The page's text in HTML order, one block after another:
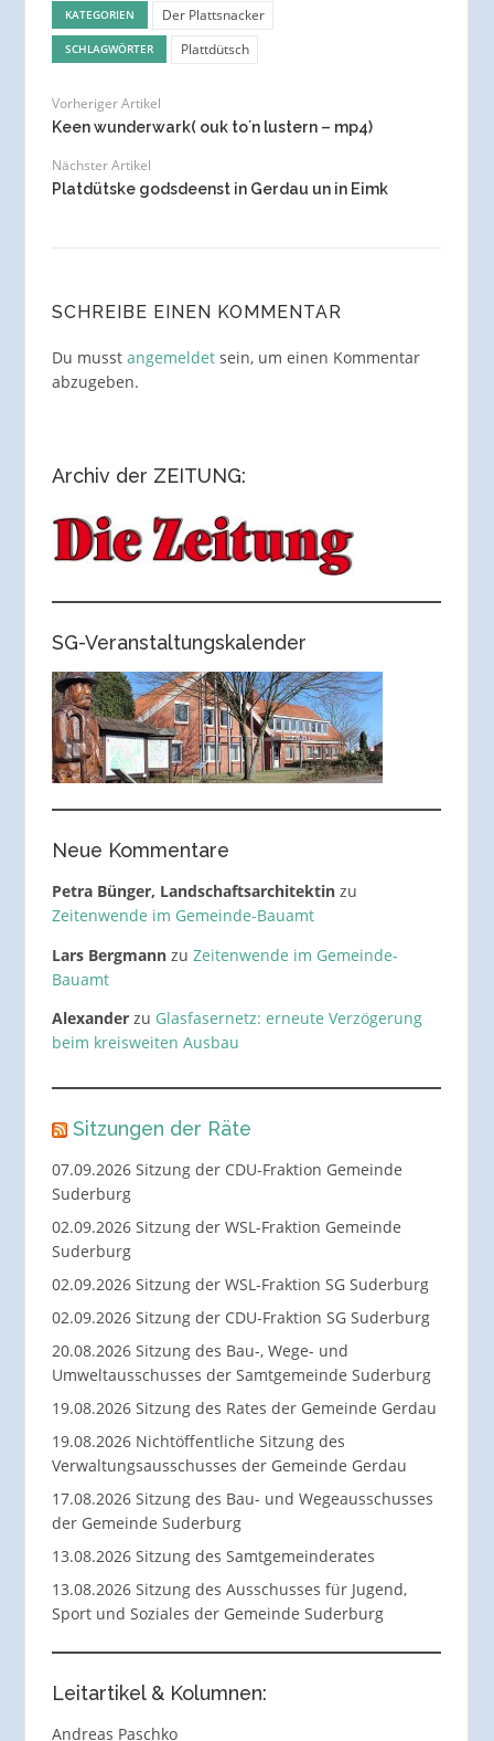
KATEGORIEN Der Plattsnacker
SCHLAGWÖRTER Plattdütsch
Vorheriger Artikel
Keen wunderwark( ouk to´n lustern – mp4)
Nächster Artikel
Platdütske godsdeenst in Gerdau un in Eimk
SCHREIBE EINEN KOMMENTAR
Du musst angemeldetsein, um einen Kommentar
abzugeben.
Archiv der ZEITUNG:
SG-Veranstaltungskalender
Neue Kommentare
Petra Bünger, Landschaftsarchitektinzu
Zeitenwende im Gemeinde-Bauamt
Lars Bergmannzu Zeitenwende im Gemeinde-
Bauamt
Alexanderzu Glasfasernetz: erneute Verzögerung
beim kreisweiten Ausbau
Sitzungen der Räte
07.09.2026 Sitzung der CDU-Fraktion Gemeinde
Suderburg
02.09.2026 Sitzung der WSL-Fraktion Gemeinde
Suderburg
02.09.2026 Sitzung der WSL-Fraktion SG Suderburg
02.09.2026 Sitzung der CDU-Fraktion SG Suderburg
20.08.2026 Sitzung des Bau-, Wege- und
Umweltausschusses der Samtgemeinde Suderburg
19.08.2026 Sitzung des Rates der Gemeinde Gerdau
19.08.2026 Nichtöffentliche Sitzung des
Verwaltungsausschusses der Gemeinde Gerdau
17.08.2026 Sitzung des Bau- und Wegeausschusses
der Gemeinde Suderburg
13.08.2026 Sitzung des Samtgemeinderates
13.08.2026 Sitzung des Ausschusses für Jugend,
Sport und Soziales der Gemeinde Suderburg
Leitartikel & Kolumnen:
Andreas Paschko